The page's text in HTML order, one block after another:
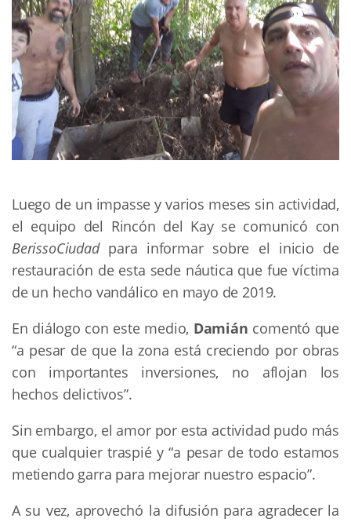
Luego de un impasse y varios meses sin actividad,
el equipo del Rincón del Kay se comunicó con
BerissoCiudadpara informar sobre el inicio de
restauración de esta sede náutica que fue víctima
de un hecho vandálico en mayo de 2019.
En diálogo con este medio, Damián comentó que
“a pesar de que la zona está creciendo por obras
con importantes inversiones, no aflojan los
hechos delictivos”.
Sin embargo, el amor por esta actividad pudo más
que cualquier traspié y “a pesar de todo estamos
metiendo garra para mejorar nuestro espacio”.
A su vez, aprovechó la difusión para agradecer la